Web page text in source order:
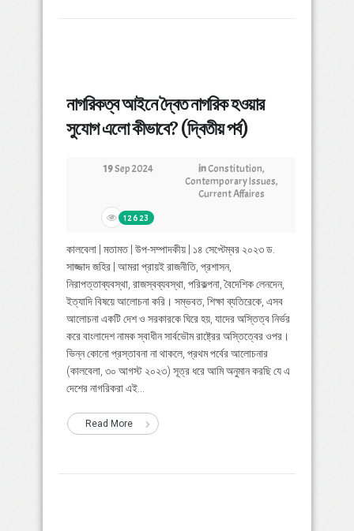
নাগরিকত্ব আইনে দ্বৈত নাগরিক হওয়ার
সুযোগ এলো কীভাবে? (দ্বিতীয় পর্ব)
19Sep 2024 inConstitution,
Contemporary Issues,
Current Affaires
12623
কালবেলা | মতামত | উপ-সম্পাদকীয় | ১৪ সেপ্টেম্বর ২০২৩ ড.
সাজ্জাদ জহির | আমরা প্রায়ই রাজনীতি, প্রশাসন,
নিরাপত্তাব্যবস্থা, রাজস্বব্যবস্থা, পরিকল্পনা, বৈদেশিক লেনদেন,
ইত্যাদি বিষয়ে আলোচনা করি। সম্ভবত, শিক্ষা ব্যতিরেকে, এসব
আলোচনা একটি দেশ ও সরকারকে ঘিরে হয়, যাদের অস্তিত্ব নির্ভর
করে বাংলাদেশ নামক স্বাধীন সার্বভৌম রাষ্ট্রের অস্তিত্বের ওপর।
ভিন্ন কোনো প্রস্তাবনা না থাকলে, প্রথম পর্বের আলোচনার
(কালবেলা, ৩০ আগস্ট ২০২৩) সূত্র ধরে আমি অনুমান করছি যে এ
দেশের নাগরিকরা এই...
Read More